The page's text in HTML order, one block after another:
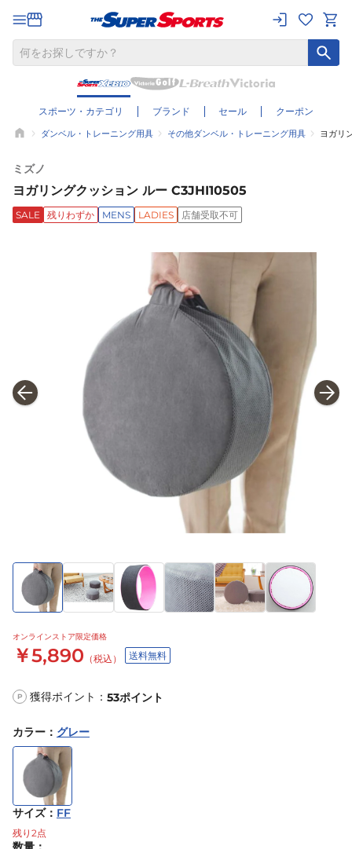
スポーツ・カテゴリ ブランド セール クーポン
ダンベル・トレーニング用具 その他ダンベル・トレーニング用具 ヨガリ
ミズノ
ヨガリングクッション ルー C3JHI10505
SALE 残りわずか MENS LADIES 店舗受取不可
オンラインストア限定価格
￥5,890 （税込） 送料無料
P 獲得ポイント： 53ポイント
カラー ： グレー
サイズ： FF
残り 2点